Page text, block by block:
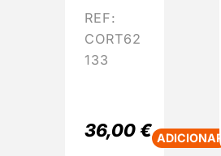
REF:
CORT62
133
36,00€ ADICIONAR